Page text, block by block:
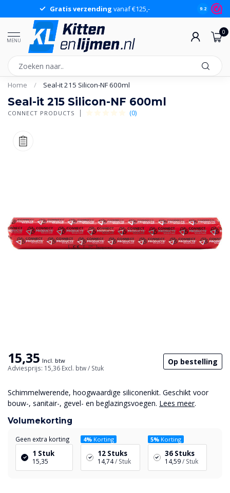
Gratis verzending vanaf €125,- 9.2
MENU
0
Home / Seal-it 215 Silicon-NF 600ml
Seal-it 215 Silicon-NF 600ml
CONNECT PRODUCTS (0)
15,35 Incl. btw
Adviesprijs: 15,36 Excl. btw/ Stuk
Op bestelling
Schimmelwerende, hoogwaardige siliconenkit. Geschikt voor
bouw-, sanitair-, gevel- en beglazingsvoegen. Lees meer.
Volumekorting
Geen extra korting
1 Stuk
15,35
4% Korting
12 Stuks
14,74/ Stuk
5%Korting
36 Stuks
14,59/ Stuk